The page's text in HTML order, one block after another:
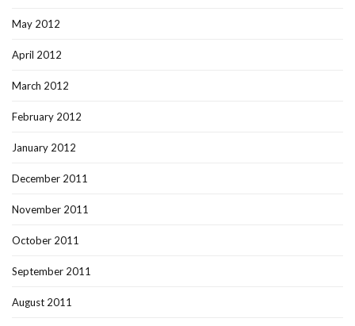
May 2012
April 2012
March 2012
February 2012
January 2012
December 2011
November 2011
October 2011
September 2011
August 2011